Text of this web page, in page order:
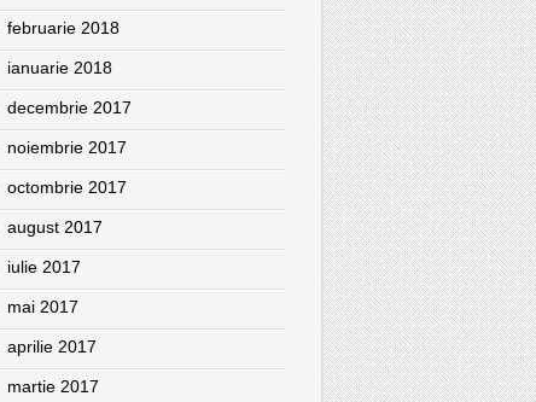
februarie 2018
ianuarie 2018
decembrie 2017
noiembrie 2017
octombrie 2017
august 2017
iulie 2017
mai 2017
aprilie 2017
martie 2017